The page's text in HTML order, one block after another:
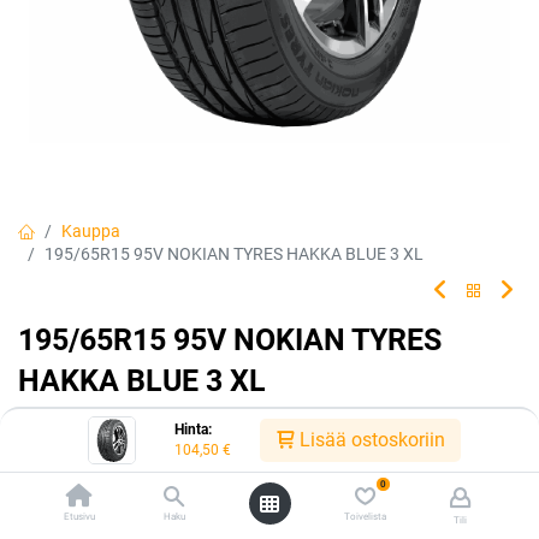
Hinta:
104,50 € Lisää ostoskoriin
Etusivu Haku
0
Toivelista Tili
Kauppa
195/65R15 95V NOKIAN TYRES HAKKA BLUE 3 XL
195/65R15 95V NOKIAN TYRES
HAKKA BLUE 3 XL
Hyvä märkäpito. Hakka Blue 3 tarjoaa turvallisuutta ja
ajomukavuutta tilanteisiin, joissa niitä eniten tarvitaan.
6419440490625 Tuotekoodi:224127
104,50€